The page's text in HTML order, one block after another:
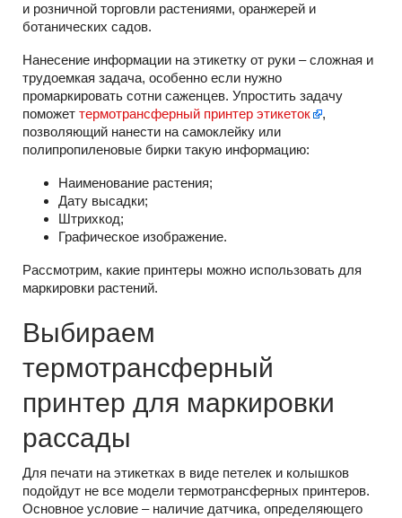
и розничной торговли растениями, оранжерей и
ботанических садов.
Нанесение информации на этикетку от руки – сложная и
трудоемкая задача, особенно если нужно
промаркировать сотни саженцев. Упростить задачу
поможет термотрансферный принтер этикеток
,
позволяющий нанести на самоклейку или
полипропиленовые бирки такую информацию:
Наименование растения;
Дату высадки;
Штрихкод;
Графическое изображение.
Рассмотрим, какие принтеры можно использовать для
маркировки растений.
Выбираем
термотрансферный
принтер для маркировки
рассады
Для печати на этикетках в виде петелек и колышков
подойдут не все модели термотрансферных принтеров.
Основное условие – наличие датчика, определяющего